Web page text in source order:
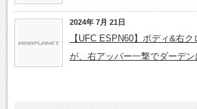
2024年 7月 21日
【UFC ESPN60】ボディ&右
が、右アッパー一撃でダーデ